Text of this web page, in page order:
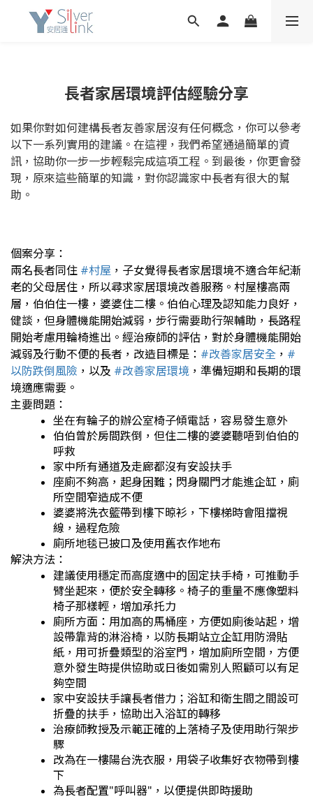
長者家居環境評估經驗分享
如果你對如何建構長者友善家居沒有任何概念，你可以參考
以下一系列實用的建議。在這裡，我們希望通過簡單的資
訊，協助你一步一步輕鬆完成這項工程。到最後，你更會發
現，原來這些簡單的知識，對你認識家中長者有很大的幫
助。
個案分享：
兩名長者同住 #村屋 ，子女覺得長者家居環境不適合年紀漸
老的父母居住，所以尋求家居環境改善服務。 村屋樓高兩
層，伯伯住一樓，婆婆住二樓。伯伯心理及認知能力良好，
健談，但身體機能開始減弱，步行需要助行架輔助，長路程
開始考慮用輪椅進出。 經治療師的評估，對於身體機能開始
減弱及行動不便的長者，改造目標是： #改善家居安全 ， #
以防跌倒風險 ，以及 #改善家居環境 ，準備短期和長期的環
境適應需要。
主要問題：
坐在有輪子的辦公室椅子傾電話，容易發生意外
伯伯曾於房間跌倒，但住二樓的婆婆聽唔到伯伯的
呼救
家中所有通道及走廊都沒有安設扶手
座廁不夠高，起身困難；閃身關門才能進企缸，廁
所空間窄造成不便
婆婆將洗衣籃帶到樓下晾衫，下樓梯時會阻擋視
線，過程危險
廁所地毯已披口及使用舊衣作地布
解決方法：
建議使用穩定而高度適中的固定扶手椅，可推動手
臂坐起來，便於安全轉移。椅子的重量不應像塑料
椅子那樣輕，增加承托力
廁所方面：用加高的馬桶座，方便如廁後站起，增
設帶靠背的淋浴椅，以防長期站立企缸用防滑貼
紙，用可折疊類型的浴室門，增加廁所空間，方便
意外發生時提供協助或日後如需別人照顧可以有足
夠空間
家中安設扶手讓長者借力；浴缸和衛生間之間設可
折疊的扶手，協助出入浴缸的轉移
治療師教授及示範正確的上落椅子及使用助行架步
驟
改為在一樓陽台洗衣服，用袋子收集好衣物帶到樓
下
為長者配置"呼叫器"，以便提供即時援助